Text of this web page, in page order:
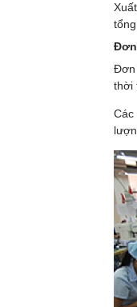
Đơn
Đơn
thời
Các